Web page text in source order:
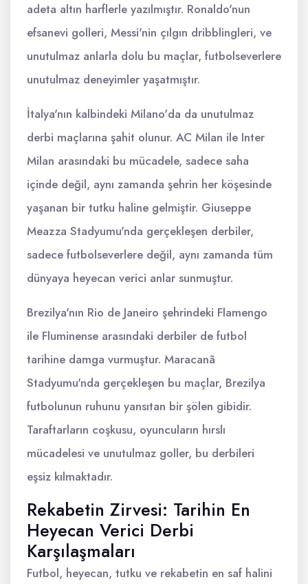
adeta altın harflerle yazılmıştır. Ronaldo'nun
efsanevi golleri, Messi'nin çılgın dribblingleri, ve
unutulmaz anlarla dolu bu maçlar, futbolseverlere
unutulmaz deneyimler yaşatmıştır.
İtalya'nın kalbindeki Milano'da da unutulmaz
derbi maçlarına şahit olunur. AC Milan ile Inter
Milan arasındaki bu mücadele, sadece saha
içinde değil, aynı zamanda şehrin her köşesinde
yaşanan bir tutku haline gelmiştir. Giuseppe
Meazza Stadyumu'nda gerçekleşen derbiler,
sadece futbolseverlere değil, aynı zamanda tüm
dünyaya heyecan verici anlar sunmuştur.
Brezilya'nın Rio de Janeiro şehrindeki Flamengo
ile Fluminense arasındaki derbiler de futbol
tarihine damga vurmuştur. Maracanã
Stadyumu'nda gerçekleşen bu maçlar, Brezilya
futbolunun ruhunu yansıtan bir şölen gibidir.
Taraftarların coşkusu, oyuncuların hırslı
mücadelesi ve unutulmaz goller, bu derbileri
eşsiz kılmaktadır.
Rekabetin Zirvesi: Tarihin En
Heyecan Verici Derbi
Karşılaşmaları
Futbol, heyecan, tutku ve rekabetin en saf halini